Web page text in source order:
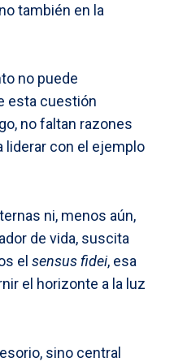
también en la
no puede
esta cuestión
no faltan razones
liderar con el ejemplo
ni, menos aún,
de vida, suscita
el sensus fidei, esa
el horizonte a la luz
sino central